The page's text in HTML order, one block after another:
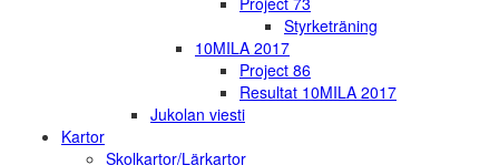
Styrketräning
10MILA 2017
Project 86
Resultat 10MILA 2017
Jukolan viesti
Kartor
Skolkartor/Lärkartor